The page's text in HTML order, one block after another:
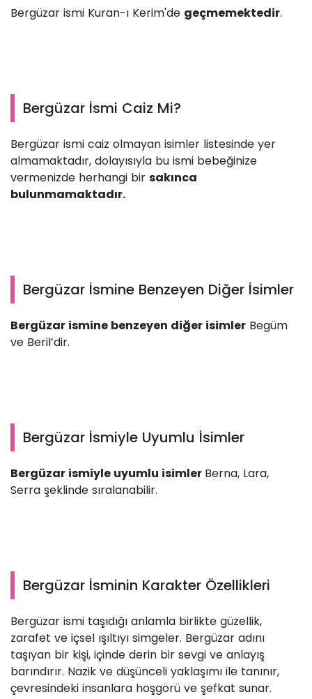
Bergüzar ismi Kuran-ı Kerim'de geçmemektedir.
Bergüzar İsmi Caiz Mi?
Bergüzar ismi caiz olmayan isimler listesinde yer
almamaktadır, dolayısıyla bu ismi bebeğinize
vermenizde herhangi bir sakınca
bulunmamaktadır.
Bergüzar İsmine Benzeyen Diğer İsimler
Bergüzar ismine benzeyen diğer isimler Begüm
ve Beril’dir.
Bergüzar İsmiyle Uyumlu İsimler
Bergüzar ismiyle uyumlu isimler Berna, Lara,
Serra şeklinde sıralanabilir.
Bergüzar İsminin Karakter Özellikleri
Bergüzar ismi taşıdığı anlamla birlikte güzellik,
zarafet ve içsel ışıltıyı simgeler. Bergüzar adını
taşıyan bir kişi, içinde derin bir sevgi ve anlayış
barındırır. Nazik ve düşünceli yaklaşımı ile tanınır,
çevresindeki insanlara hoşgörü ve şefkat sunar.